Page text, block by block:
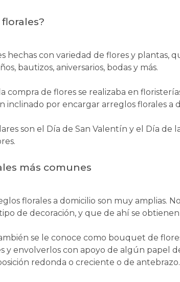
hechas con variedad de flores y plantas,
bautizos, aniversarios, bodas y más.
compra de flores se realizaba en
inclinado por encargar arreglos florales a
son el Día de San Valentín y el Día de
más comunes
florales a domicilio son muy amplias.
de decoración, y que de ahí se
se le conoce como bouquet de
y envolverlos con apoyo de algún papel
redonda o creciente o de antebrazo.